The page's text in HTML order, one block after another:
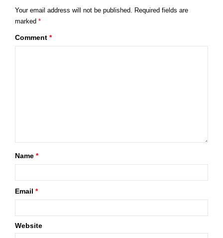
Your email address will not be published. Required fields are
marked *
Comment *
Name *
Email *
Website